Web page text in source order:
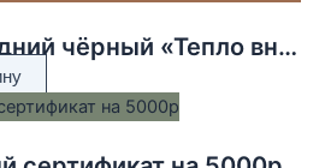
Чай новогодний чёрный «Тепло внутри», вкус: глинтвейн, 50 г.